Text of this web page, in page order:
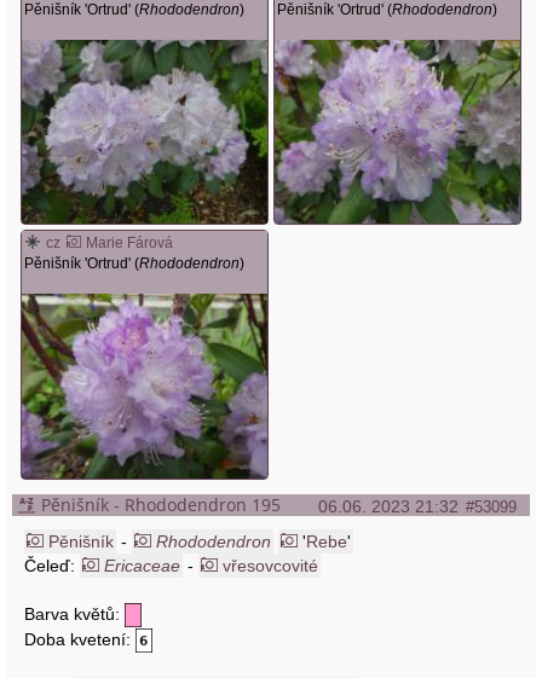
Pěnišník 'Ortrud' (Rhododendron)
Pěnišník 'Ortrud' (Rhododendron)
cz
Marie Fárová
Pěnišník 'Ortrud' (Rhododendron)
06.06. 2023 21:32 #53099
Pěnišník - Rhododendron 195
Pěnišník - Rhododendron 'Rebe'
Čeleď:
Ericaceae - vřesovcovité
Barva květů:
Doba kvetení: